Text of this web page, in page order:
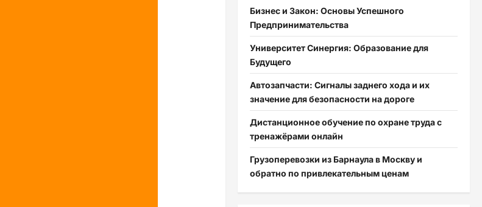
Бизнес и Закон: Основы Успешного
Предпринимательства
Университет Синергия: Образование для
Будущего
Автозапчасти: Сигналы заднего хода и их
значение для безопасности на дороге
Дистанционное обучение по охране труда с
тренажёрами онлайн
Грузоперевозки из Барнаула в Москву и
обратно по привлекательным ценам